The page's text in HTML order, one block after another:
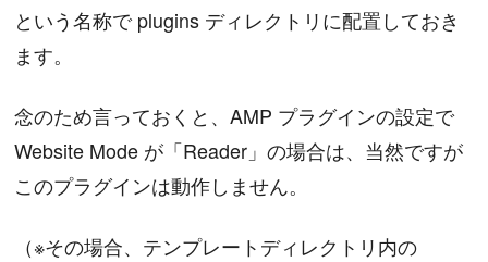
という名称で plugins ディレクトリに配置しておき
ます。
念のため言っておくと、AMP プラグインの設定で
Website Mode が「Reader」の場合は、当然ですが
このプラグインは動作しません。
（※その場合、テンプレートディレクトリ内の